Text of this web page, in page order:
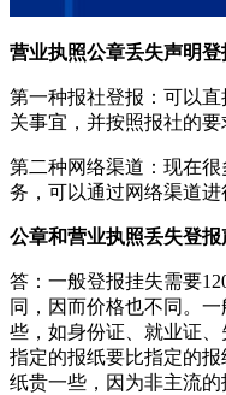
营业执照公章丢失声明登
第一种报社登报：可以
关事宜，并按照报社的要
第二种网络渠道：现在
务，可以通过网络渠道进
公章和营业执照丢失登报
答：一般登报挂失需要
同，因而价格也不同。
些，如身份证、就业证
指定的报纸要比指定的
纸贵一些，因为非主流